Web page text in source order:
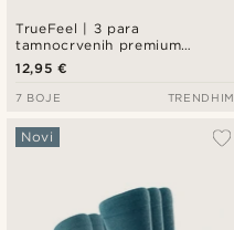
TrueFeel | 3 para
tamnocrvenih premium
pamučnih čarapa do gležnja
12,95 €
7 BOJE TRENDHIM
Novi